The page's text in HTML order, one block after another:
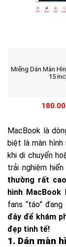
Miếng Dán Màn
15
MacBook là
biệt là màn hình
khi di chuyển
trải nghiệm
thường rất
hình MacBook
fans “táo” đang
đây để khám
đẹp tinh tế!
1. Dán màn